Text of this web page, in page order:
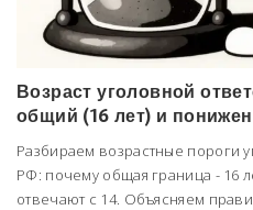
Возраст уголовной
общий (16 лет) и
Разбираем возрастные пороги
РФ: почему общая граница - 16
отвечают с 14. Объясняем